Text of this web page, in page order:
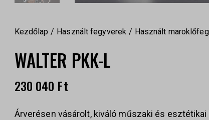
Kezdőlap Használt fegyverek Használt
WALTER PKK-L
230 040 Ft
Árverésen vásárolt, kiváló műszaki és esztétikai